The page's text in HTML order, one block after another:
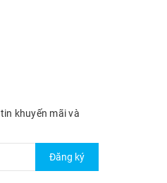
khuyến mãi và
Đăng ký